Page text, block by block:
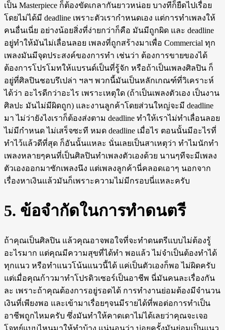
เป็น Masterpiece ก็ต้องขัดเกลากันยาวหน่อย บางทีก็ยืดไปเรื่อย
โดยไม่ได้มี deadline เพราะตัวเรากำหนดเอง แต่การทำเพลงให้
คนอื่นเนี่ย อย่างน้อยสิ่งที่ง่ายกว่าก็คือ มันมีถูกผิด และ deadline
อยู่ทำให้มันไม่เลื่อนลอย เพลงที่ถูกสร้างมาเพื่อ Commercial ทุก
เพลงมันมีจุดประสงค์ของการทำ เช่นว่า ต้องการขายของได้
ต้องการโปรโมทให้แบรนด์เป็นที่รู้จัก หรือถ้าเป็นเพลงศิลปิน ก็
อยู่ที่ศิลปินชอบรึเปล่า ฯลฯ พวกนี้มันเป็นหลักเกณฑ์ที่วิเคราะห์
ได้ว่า อะไรดีกว่าอะไร เพราะเหตุใด (ถ้าเป็นเพลงตัวเอง เป็นงาน
ศิลปะ มันไม่มีผิดถูก) และงานลูกค้าโดยส่วนใหญ่จะมี deadline
มา ไม่ว่ายังไงเราก็ต้องส่งตาม deadline ทำให้เราไม่ทำเลื่อนลอย
ไม่มีกำหนด ไม่เสร็จซะที หมด deadline เมื่อไร ตอนนั้นมีอะไรที่
ทำไว้แล้วดีที่สุด ก็อันนั้นแหละ นั่นเลยเป็นสาเหตุว่า ทำไมนักทำ
เพลงหลายๆคนที่เป็นศิลปินทำเพลงตัวเองด้วย นานๆทีจะมีเพลง
ตัวเองออกมาซักเพลงนึง แต่เพลงลูกค้านี่คลอดเอาๆ นอกจาก
เรื่องหาเงินแล้วมันก็เพราะความไม่มีกรอบนี่แหละครับ
5. ข้อจำกัดในการทำดนตรี
ถ้าคุณเป็นศิลปิน แล้วคุณอาจพอใจที่จะทำดนตรีแบบไม่ต้องรู้
อะไรมาก แต่คุณมีความสุขที่ได้ทำ พอแล้ว ไม่จำเป็นต้องทำได้
ทุกแนว หรือทำแนวโน้นแนวนี้ได้ แค่เป็นตัวเองก็พอ ไม่ผิดครับ
แต่เมื่อคุณก้าวมาทำโปรดิวเซอร์เป็นอาชีพ นี่มันคนละเรื่องกัน
ละ เพราะถ้าคุณต้องการอยู่รอดได้ การทำงานย่อมต้องมีจำนวน
เงินที่เพียงพอ และเข้ามาเรื่อยๆจนมีรายได้ที่พอต่อการทำเป็น
อาชีพถูกไหมครับ ซึ่งมันทำให้คาดเดาไม่ได้เลยว่าคุณจะเจอ
โจทย์แบบไหนมาให้ทำบ้าง แน่นอนว่า บ่อยครั้งมันย่อมเป็นแนว